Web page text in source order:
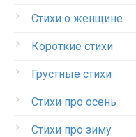
Стихи о женщине
Короткие стихи
Грустные стихи
Стихи про осень
Стихи про зиму